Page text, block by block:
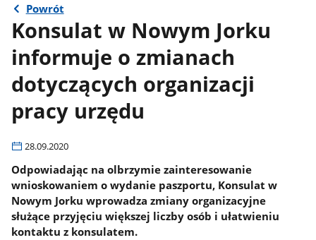
Powrót
Konsulat w Nowym Jorku
informuje o zmianach
dotyczących organizacji
pracy urzędu
28.09.2020
Odpowiadając na olbrzymie zainteresowanie
wnioskowaniem o wydanie paszportu, Konsulat w
Nowym Jorku wprowadza zmiany organizacyjne
służące przyjęciu większej liczby osób i ułatwieniu
kontaktu z konsulatem.